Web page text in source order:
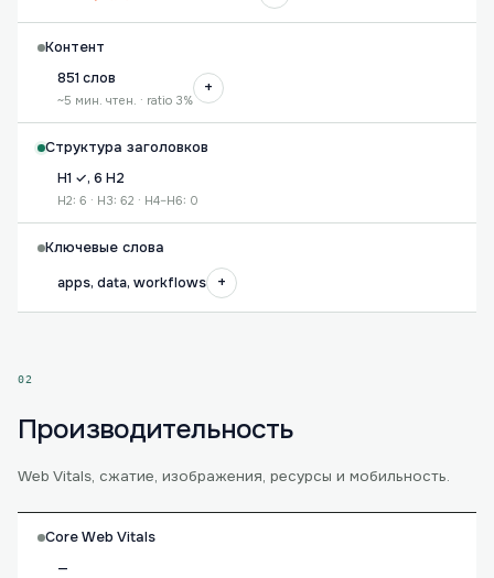
Контент
851 слов
~5 мин. чтен. · ratio 3%
+
Структура заголовков
H1 ✓, 6 H2
H2: 6 · H3: 62 · H4–H6: 0
Ключевые слова
apps, data, workflows
+
02
Производительность
Web Vitals, сжатие, изображения, ресурсы и мобильность.
Core Web Vitals
—